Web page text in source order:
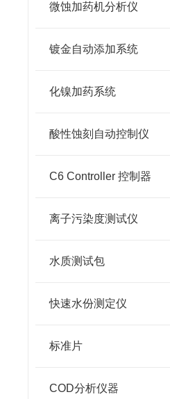
微蚀加药机分析仪
镀金自动添加系统
化镍加药系统
酸性蚀刻自动控制仪
C6 Controller 控制器
离子污染度测试仪
水质测试包
快速水份测定仪
标准片
COD分析仪器